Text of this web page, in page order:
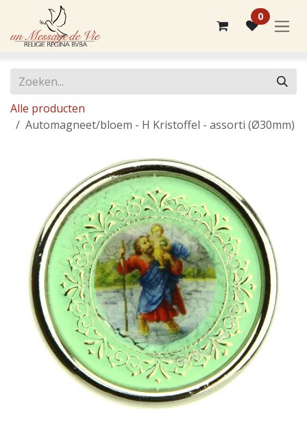
Overslaan naar inhoud
0
Alle producten
Automagneet/bloem - H Kristoffel - assorti (Ø30mm)